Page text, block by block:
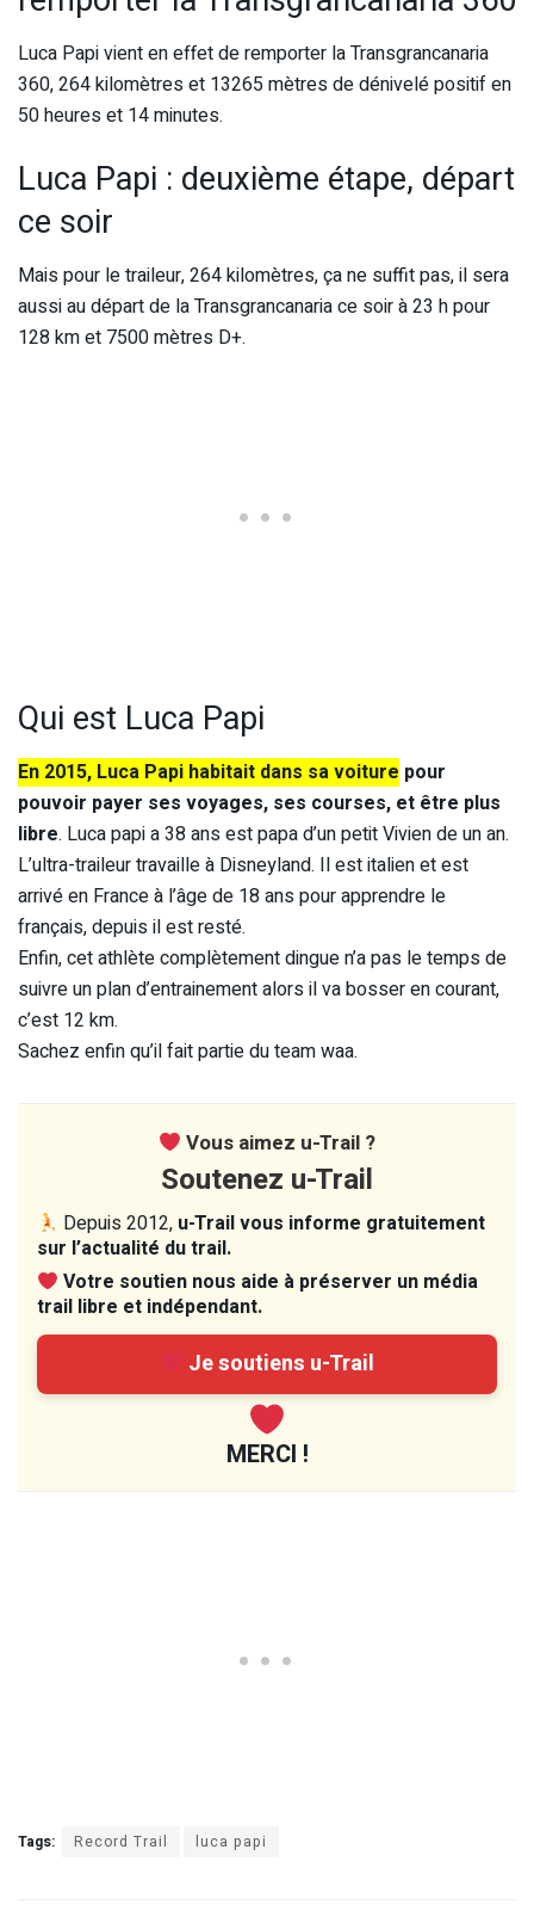
Luca Papi vient en effet de remporter la Transgrancanaria
360, 264 kilomètres et 13265 mètres de dénivelé positif en
50 heures et 14 minutes.
Luca Papi : deuxième étape, départ
ce soir
Mais pour le traileur, 264 kilomètres, ça ne suffit pas, il sera
aussi au départ de la Transgrancanaria ce soir à 23 h pour
128 km et 7500 mètres D+.
Qui est Luca Papi
En 2015, Luca Papi habitait dans sa voiture pour
pouvoir payer ses voyages, ses courses, et être plus
libre. Luca papi a 38 ans est papa d’un petit Vivien de un an.
L’ultra-traileur travaille à Disneyland. Il est italien et est
arrivé en France à l’âge de 18 ans pour apprendre le
français, depuis il est resté.
Enfin, cet athlète complètement dingue n’a pas le temps de
suivre un plan d’entrainement alors il va bosser en courant,
c’est 12 km.
Sachez enfin qu’il fait partie du team waa.
Vous aimez u-Trail ?
Soutenez u-Trail
Depuis 2012, u-Trail vous informe gratuitement
sur l’actualité du trail.
Votre soutien nous aide à préserver un média
trail libre et indépendant.
Je soutiens u-Trail
MERCI !
Tags: Record Trail luca papi